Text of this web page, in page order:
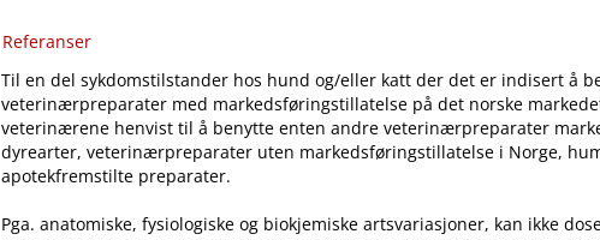
Referanser
Til en del sykdomstilstander hos hund og​/​eller katt der det er indisert å
veterinærpreparater med markedsføringstillatelse på det norske
veterinærene henvist til å benytte enten andre veterinærpreparater
dyrearter, veterinærpreparater uten markedsføringstillatelse i Norge,
apotekfremstilte preparater.
Pga. anatomiske, fysiologiske og biokjemiske artsvariasjoner, kan ikke